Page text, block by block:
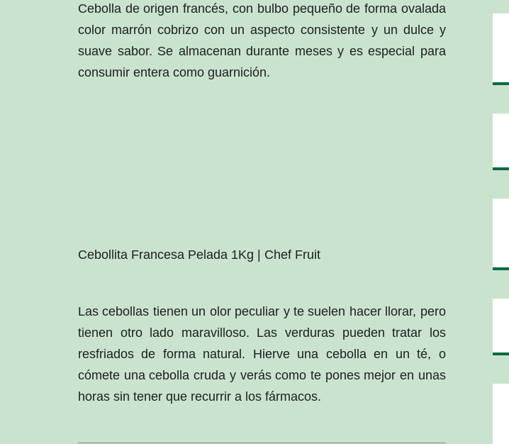
Cebolla de origen francés, con bulbo pequeño de forma ovalada
color marrón cobrizo con un aspecto consistente y un dulce y
suave sabor. Se almacenan durante meses y es especial para
consumir entera como guarnición.
Cebollita Francesa Pelada 1Kg | Chef Fruit
Las cebollas tienen un olor peculiar y te suelen hacer llorar, pero
tienen otro lado maravilloso. Las verduras pueden tratar los
resfriados de forma natural. Hierve una cebolla en un té, o
cómete una cebolla cruda y verás como te pones mejor en unas
horas sin tener que recurrir a los fármacos.